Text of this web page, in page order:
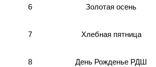
6 Золотая осень
7 Хлебная пятница
8 День Рожденье РДШ